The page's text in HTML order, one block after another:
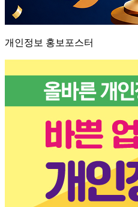
개인정보 홍보포스터